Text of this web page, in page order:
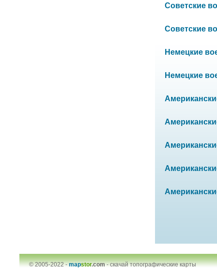
Советские
Советские
Немецкие
Немецкие
© 2005-2022 -mapstor.com-скачай топографические карты